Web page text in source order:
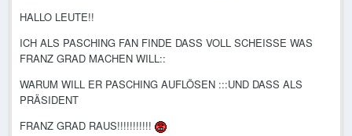
HALLO LEUTE!!
ICH ALS PASCHING FAN FINDE DASS VOLL SCHEISSE WAS
FRANZ GRAD MACHEN WILL::
WARUM WILL ER PASCHING AUFLÖSEN :::UND DASS ALS
PRÄSIDENT
FRANZ GRAD RAUS!!!!!!!!!!!